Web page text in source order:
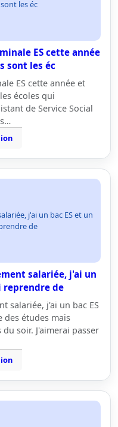
les éc
ES cette année
sont les éc
ES cette année et
écoles qui
de Service Social
j'ai un bac ES et un
de
salariée, j'ai un
reprendre de
salariée, j'ai un bac ES
des études mais
soir. J'aimerai passer